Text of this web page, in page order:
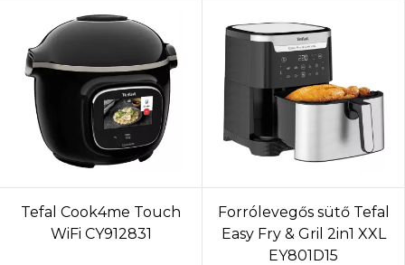
Tefal Cook4me Touch
WiFi CY912831
Forrólevegős sütő Tefal
Easy Fry & Gril 2in1 XXL
EY801D15